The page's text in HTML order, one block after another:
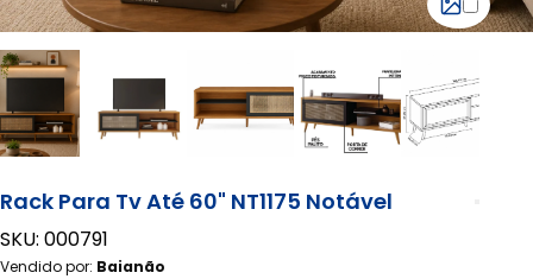
Rack Para Tv Até 60" NT1175 Notável
SKU: 000791
Vendido por: Baianão